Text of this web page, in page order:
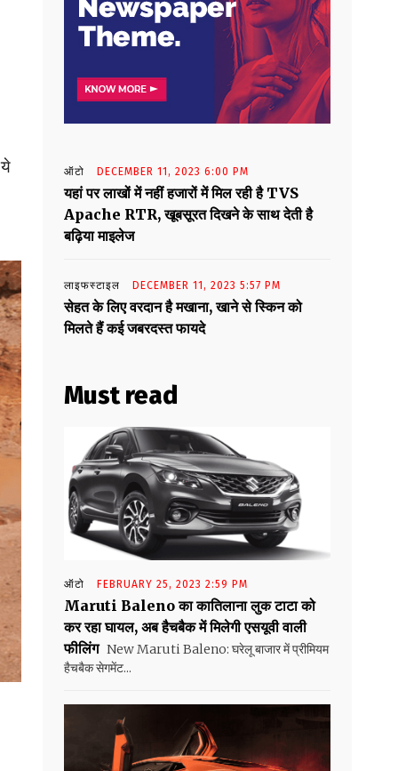
ऑटो DECEMBER 11, 2023 6:00 PM
यहां पर लाखों में नहीं हजारों में मिल रही है TVS
Apache RTR, खूबसूरत दिखने के साथ देती है
बढ़िया माइलेज
लाइफस्टाइल DECEMBER 11, 2023 5:57 PM
सेहत के लिए वरदान है मखाना, खाने से स्किन को
मिलते हैं कई जबरदस्त फायदे
Must read
ऑटो FEBRUARY 25, 2023 2:59 PM
Maruti Baleno का कातिलाना लुक टाटा को
कर रहा घायल, अब हैचबैक में मिलेगी एसयूवी वाली
फीलिंग New Maruti Baleno: घरेलू बाजार में प्रीमियम
हैचबैक सेगमेंट...